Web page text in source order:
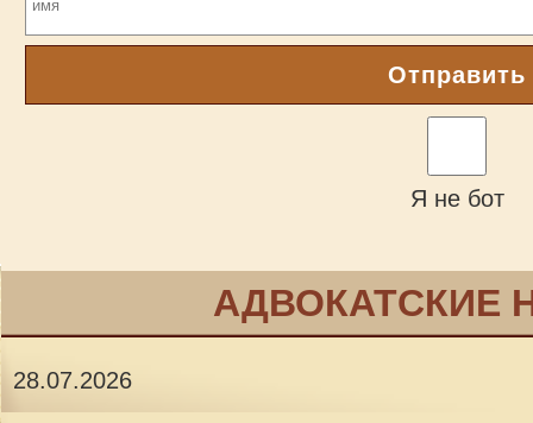
Отправить
Я не бот
АДВОКАТСКИЕ
28.07.2026